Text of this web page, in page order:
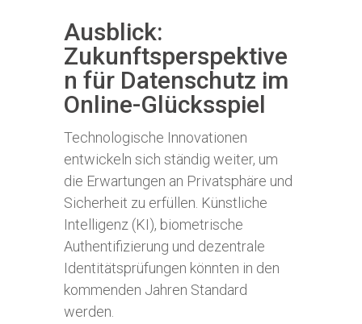
Ausblick:
Zukunftsperspektive
n für Datenschutz im
Online-Glücksspiel
Technologische Innovationen
entwickeln sich ständig weiter, um
die Erwartungen an Privatsphäre und
Sicherheit zu erfüllen. Künstliche
Intelligenz (KI), biometrische
Authentifizierung und dezentrale
Identitätsprüfungen könnten in den
kommenden Jahren Standard
werden.